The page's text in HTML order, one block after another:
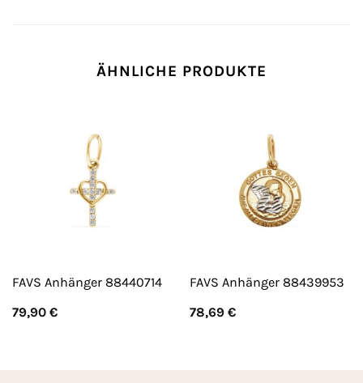
ÄHNLICHE PRODUKTE
FAVS Anhänger 88440714
79,90 €
FAVS Anhänger 88439953
78,69 €